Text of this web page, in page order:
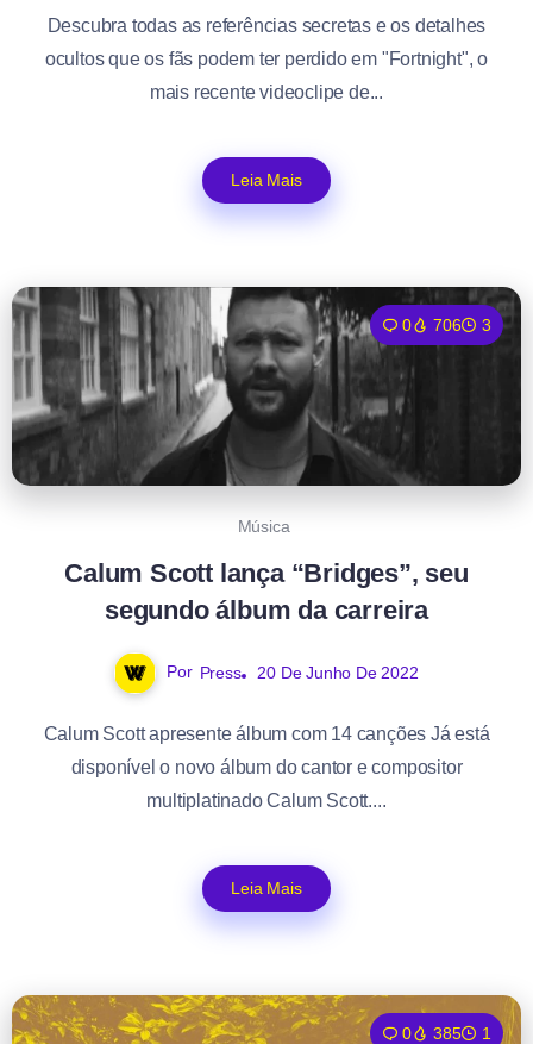
Descubra todas as referências secretas e os detalhes
ocultos que os fãs podem ter perdido em "Fortnight", o
mais recente videoclipe de...
Leia Mais
0 706 3
Música
Calum Scott lança “Bridges”, seu
segundo álbum da carreira
Por Press 20 De Junho De 2022
Calum Scott apresente álbum com 14 canções Já está
disponível o novo álbum do cantor e compositor
multiplatinado Calum Scott....
Leia Mais
0 385 1